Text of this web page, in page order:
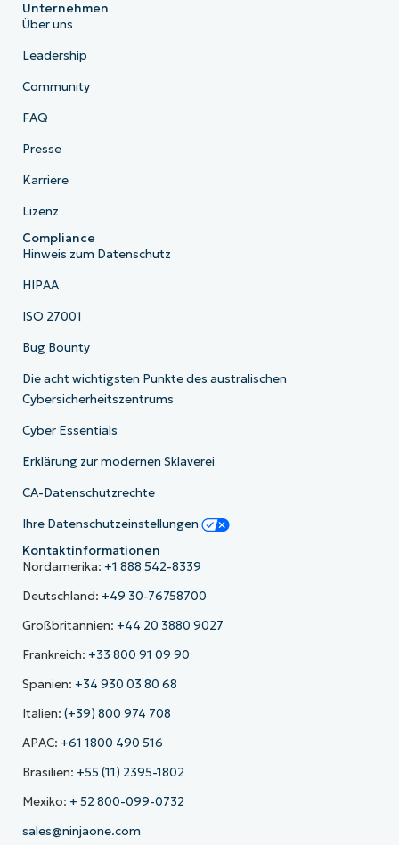
Unternehmen
Über uns
Leadership
Community
FAQ
Presse
Karriere
Lizenz
Compliance
Hinweis zum Datenschutz
HIPAA
ISO 27001
Bug Bounty
Die acht wichtigsten Punkte des australischen
Cybersicherheitszentrums
Cyber Essentials
Erklärung zur modernen Sklaverei
CA-Datenschutzrechte
Ihre Datenschutzeinstellungen
Kontaktinformationen
Nordamerika: +1 888 542-8339
Deutschland: +49 30-76758700
Großbritannien: +44 20 3880 9027
Frankreich: +33 800 91 09 90
Spanien: +34 930 03 80 68
Italien: (+39) 800 974 708
APAC: +61 1800 490 516
Brasilien: +55 (11) 2395-1802
Mexiko: + 52 800-099-0732
sales@ninjaone.com